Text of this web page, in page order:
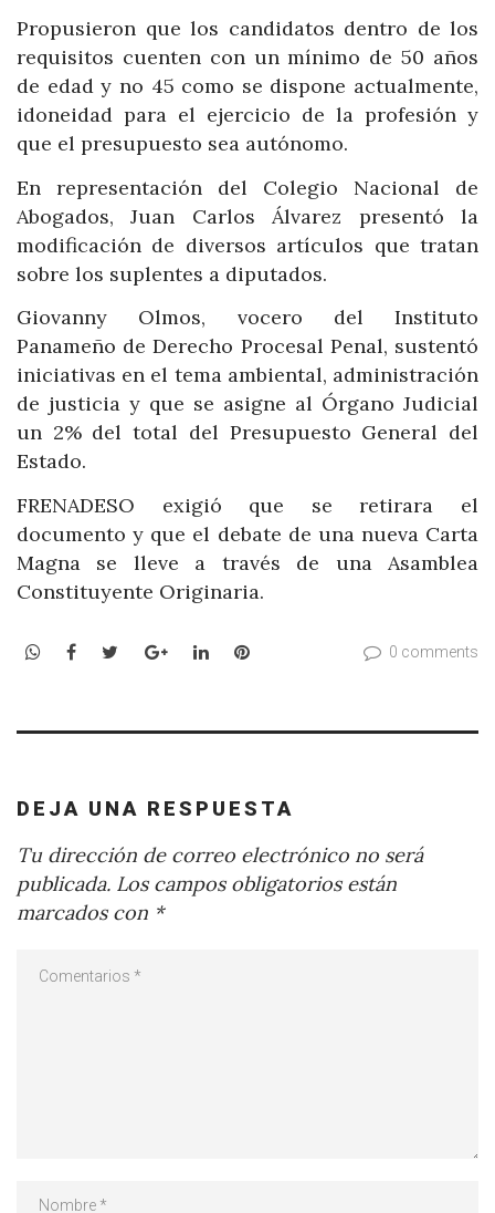
Propusieron que los candidatos dentro de los
requisitos cuenten con un mínimo de 50 años
de edad y no 45 como se dispone actualmente,
idoneidad para el ejercicio de la profesión y
que el presupuesto sea autónomo.
En representación del Colegio Nacional de
Abogados, Juan Carlos Álvarez presentó la
modificación de diversos artículos que tratan
sobre los suplentes a diputados.
Giovanny Olmos, vocero del Instituto
Panameño de Derecho Procesal Penal, sustentó
iniciativas en el tema ambiental, administración
de justicia y que se asigne al Órgano Judicial
un 2% del total del Presupuesto General del
Estado.
FRENADESO exigió que se retirara el
documento y que el debate de una nueva Carta
Magna se lleve a través de una Asamblea
Constituyente Originaria.
WhatsApp
Facebook
TwitterGoogle+LinkedInPinterest 0 comments
DEJA UNA RESPUESTA
Tu dirección de correo electrónico no será
publicada. Los campos obligatorios están
marcados con *